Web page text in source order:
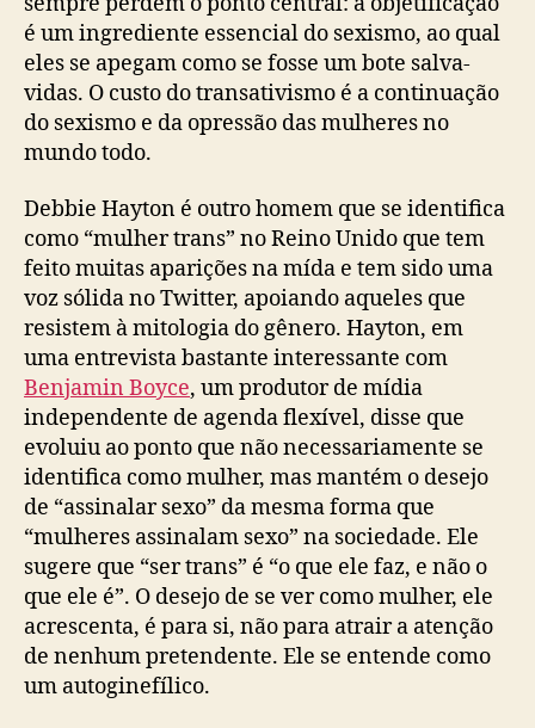
é um ingrediente essencial do sexismo, ao qual
eles se apegam como se fosse um bote salva-
vidas. O custo do transativismo é a continuação
do sexismo e da opressão das mulheres no
mundo todo.
Debbie Hayton é outro homem que se identifica
como “mulher trans” no Reino Unido que tem
feito muitas aparições na mída e tem sido uma
voz sólida no Twitter, apoiando aqueles que
resistem à mitologia do gênero. Hayton, em
uma entrevista bastante interessante com
Benjamin Boyce, um produtor de mídia
independente de agenda flexível, disse que
evoluiu ao ponto que não necessariamente se
identifica como mulher, mas mantém o desejo
de “assinalar sexo” da mesma forma que
“mulheres assinalam sexo” na sociedade. Ele
sugere que “ser trans” é “o que ele faz, e não o
que ele é”. O desejo de se ver como mulher, ele
acrescenta, é para si, não para atrair a atenção
de nenhum pretendente. Ele se entende como
um autoginefílico.